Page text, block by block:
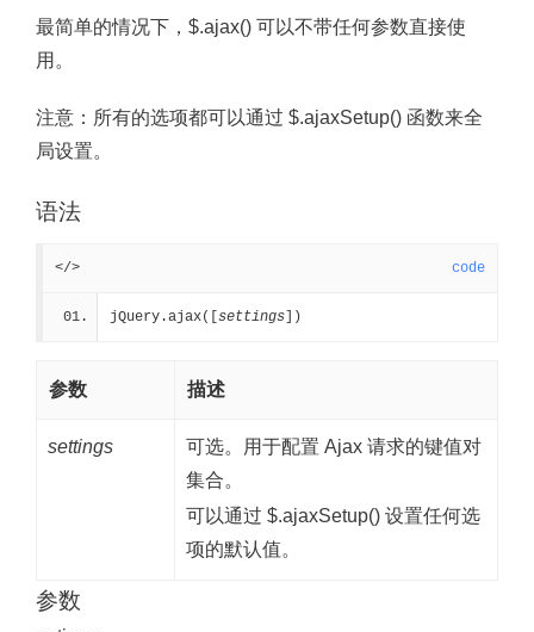
最简单的情况下，$.ajax() 可以不带任何参数直接使
用。
注意： 所有的选项都可以通过 $.ajaxSetup() 函数来全
局设置。
语法
</> code
jQuery.ajax([ settings ])
参数 描述
settings
可选。用于配置 Ajax 请求的键值对
集合。
可以通过 $.ajaxSetup() 设置任何选
项的默认值。
参数